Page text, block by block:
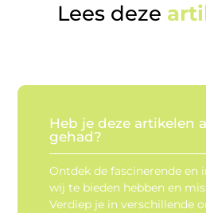
Lees deze
Heb je deze artikelen
gehad?
Ontdek de fascinerende en
wij te bieden hebben en
Verdiep je in verschillende